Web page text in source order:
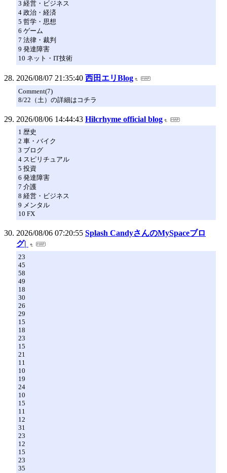
3 経営・ビジネス
4 政治・経済
5 哲学・思想
6 ゲーム
7 法律・裁判
9 発達障害
10 ネット・IT技術
2026/08/07 21:35:40 西田エリBlog
Comment(7)
8/22（土）の詳細はコチラ
2026/08/06 14:44:43 Hilcrhyme official blog
1 歴史
2 車・バイク
3 ブログ
4 スピリチュアル
5 投資
6 発達障害
7 介護
8 経営・ビジネス
9 メンタル
10 FX
2026/08/06 07:20:55 Splash CandyさんのMySpaceブロ
グ|
23
45
58
49
18
30
26
29
15
18
23
15
21
11
10
19
24
10
15
11
12
31
23
12
15
23
35